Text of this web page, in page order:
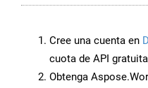
Cree una cuenta en
cuota de API
Obtenga